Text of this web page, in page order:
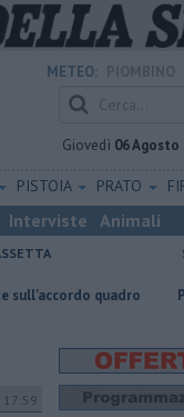
METEO:
Giovedì 06 Agosto
PISTOIA PRATO
Interviste Animali
quadro Palestra